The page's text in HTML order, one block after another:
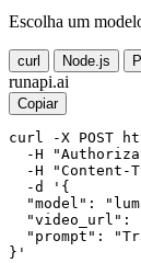
Escolha um
curl Node.js
runapi.ai
Copiar
curl -X POST
-H
-H "Content-
  -d '{
"model":
"video_url":
"prompt":
}'